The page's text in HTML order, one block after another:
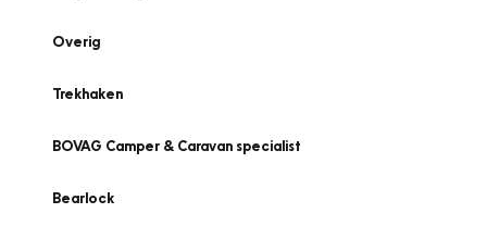
Overig
Trekhaken
BOVAG Camper & Caravan specialist
Bearlock